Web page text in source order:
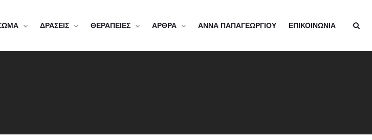
ΔΡΑΣΕΙΣ ΘΕΡΑΠΕΙΕΣ ΑΡΘΡΑ ΑΝΝΑ ΠΑΠΑΓΕΩΡΓΙΟΥ ΕΠΙΚΟΙΝΩΝΙΑ